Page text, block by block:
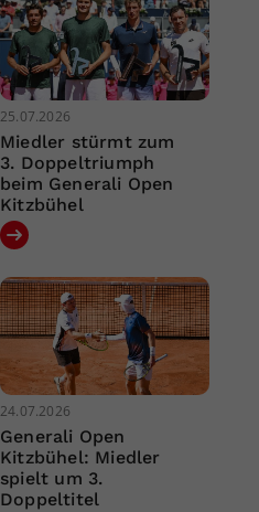
25.07.2026
Miedler stürmt zum
3. Doppeltriumph
beim Generali Open
Kitzbühel
24.07.2026
Generali Open
Kitzbühel: Miedler
spielt um 3.
Doppeltitel